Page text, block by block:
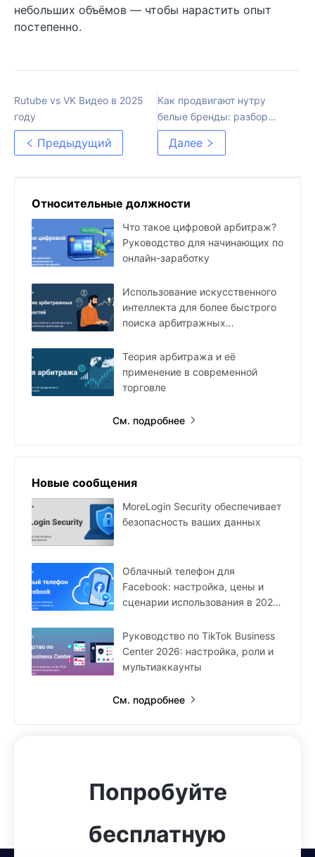
небольших объёмов — чтобы нарастить опыт
постепенно.
Rutube vs VK Видео в 2025
году
Предыдущий
Как продвигают нутру
белые бренды: разбор
маркетинг в Америке
Далее
Относительные должности
Что такое цифровой арбитраж?
Руководство для начинающих по
онлайн-заработку
Использование искусственного
интеллекта для более быстрого
поиска арбитражных
Теория арбитража и её
применение в современной
торговле
См. подробнее
Новые сообщения
MoreLogin Security обеспечивает
безопасность ваших данных
Облачный телефон для
Facebook: настройка, цены и
сценарии использования в 2026
Руководство по TikTok Business
Center 2026: настройка, роли и
мультиаккаунты
См. подробнее
Попробуйте
бесплатную